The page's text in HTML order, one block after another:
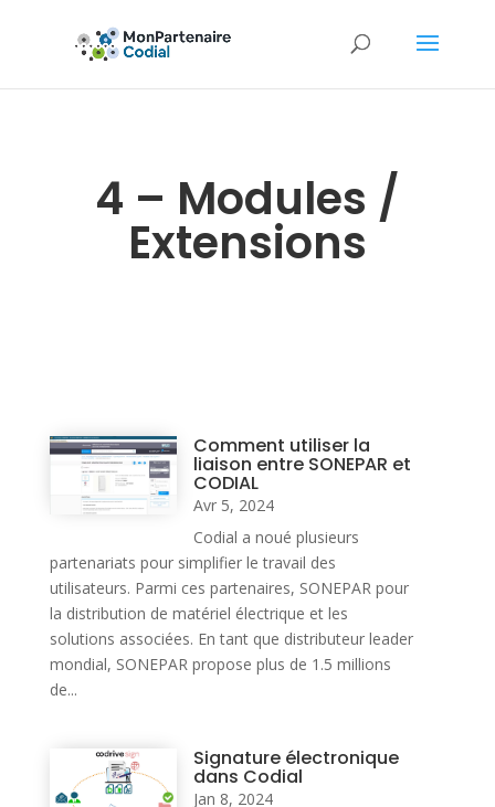
4 – Modules /
Extensions
Comment utiliser la
liaison entre SONEPAR et
CODIAL
Avr 5, 2024
Codial a noué plusieurs
partenariats pour simplifier le travail des
utilisateurs. Parmi ces partenaires, SONEPAR pour
la distribution de matériel électrique et les
solutions associées. En tant que distributeur leader
mondial, SONEPAR propose plus de 1.5 millions
de...
Signature électronique
dans Codial
Jan 8, 2024